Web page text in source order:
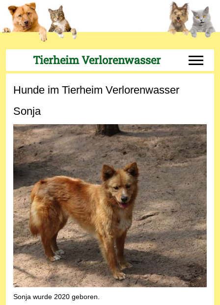
Tierheim Verlorenwasser Off-
Hunde im Tierheim Verlorenwasser
Sonja
Sonja wurde 2020 geboren.